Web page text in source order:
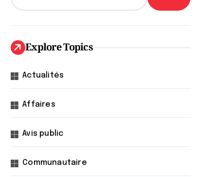
Explore Topics
Actualités
Affaires
Avis public
Communautaire